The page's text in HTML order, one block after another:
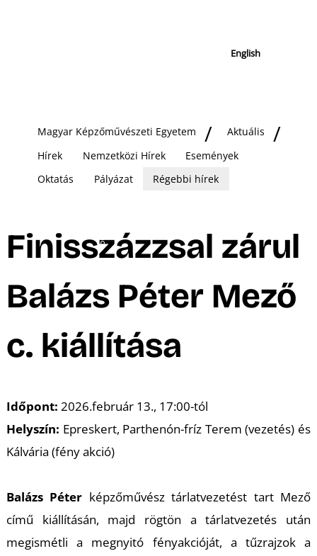
English
Magyar Képzőművészeti Egyetem
Aktuális
Hírek
Nemzetközi Hírek
Események
Oktatás
Pályázat Régebbi hírek
Finisszázzsal zárul
Balázs Péter Mező
c. kiállítása
Időpont: 2026.február 13., 17:00-tól
Helyszín: Epreskert, Parthenón-fríz Terem (vezetés) és
Kálvária (fény akció)
Balázs Péter képzőművész tárlatvezetést tart Mező
című kiállításán, majd rögtön a tárlatvezetés után
megismétli a megnyitó fényakcióját, a tűzrajzok a